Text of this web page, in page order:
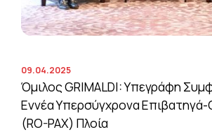
09.04.2025
Όμιλος GRIMALDI: Υπεγράφη
Εννέα Υπερσύγχρονα
(RO-PAX) Πλοία